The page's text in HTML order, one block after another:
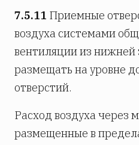
7.5.11 Приемные
воздуха системами
вентиляции из нижней
размещать на уровне
отверстий.
Расход воздуха через
размещенные в